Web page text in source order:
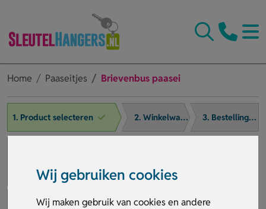
Wij gebruiken cookies
Wij maken gebruik van cookies en andere
Home Paaseitjes Brievenbus paasei
1. Product selecteren 2. Winkelwagen 3. Bestelling afronden